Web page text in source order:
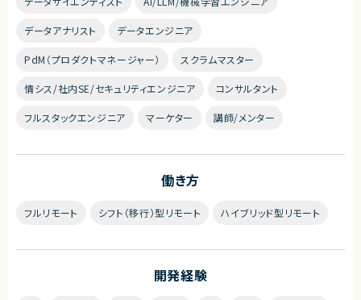
データアナリスト データエンジニア
PdM（プロダクトマネージャー） スクラムマスター
情シス/社内SE/セキュリティエンジニア コンサルタント
フルスタックエンジニア マーケター 講師/メンター
働き方
フルリモート シフト（移行）型リモート ハイブリッド型リモート
開発経験